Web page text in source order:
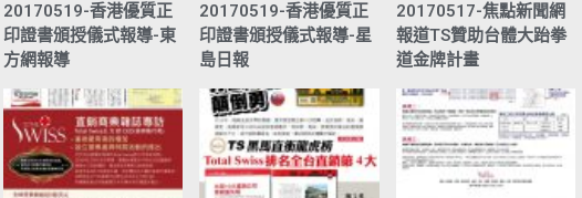
20170519-香港優質正
印證書頒授儀式報導-東
方網報導
20170519-香港優質正
印證書頒授儀式報導-星
島日報
20170517-焦點新聞網
報道TS贊助台體大跆拳
道金牌計畫